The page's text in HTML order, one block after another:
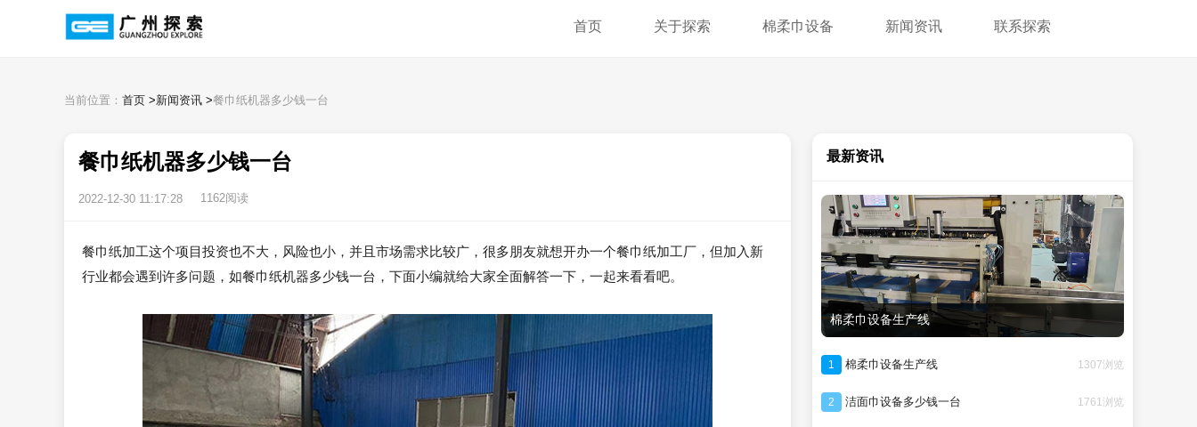
首页 关于探索 棉柔巾设备 新闻资讯 联系探索
当前位置： 首页 >新闻资讯 >餐巾纸机器多少钱一台
餐巾纸机器多少钱一台
2022-12-30 11:17:28 1162阅读
餐巾纸加工这个项目投资也不大，风险也小，并且市场需求比较广，很多朋友就想开办一个餐巾纸加工厂，但加入新
行业都会遇到许多问题，如餐巾纸机器多少钱一台，下面小编就给大家全面解答一下，一起来看看吧。
最新资讯
棉柔巾设备生产线
1 棉柔巾设备生产线 1307浏览
2 洁面巾设备多少钱一台 1761浏览